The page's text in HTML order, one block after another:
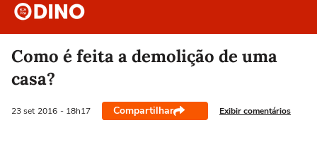
Como é feita a demolição de uma
casa?
23 set 2016 - 18h17 Compartilhar Exibir comentários